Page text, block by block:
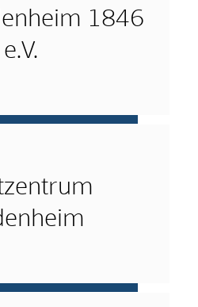
1846
e.V.